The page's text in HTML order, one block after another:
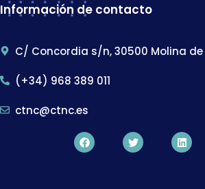
Información de contacto
C/ Concordia s/n, 30500 Molina
(+34) 968 389 011
ctnc@ctnc.es